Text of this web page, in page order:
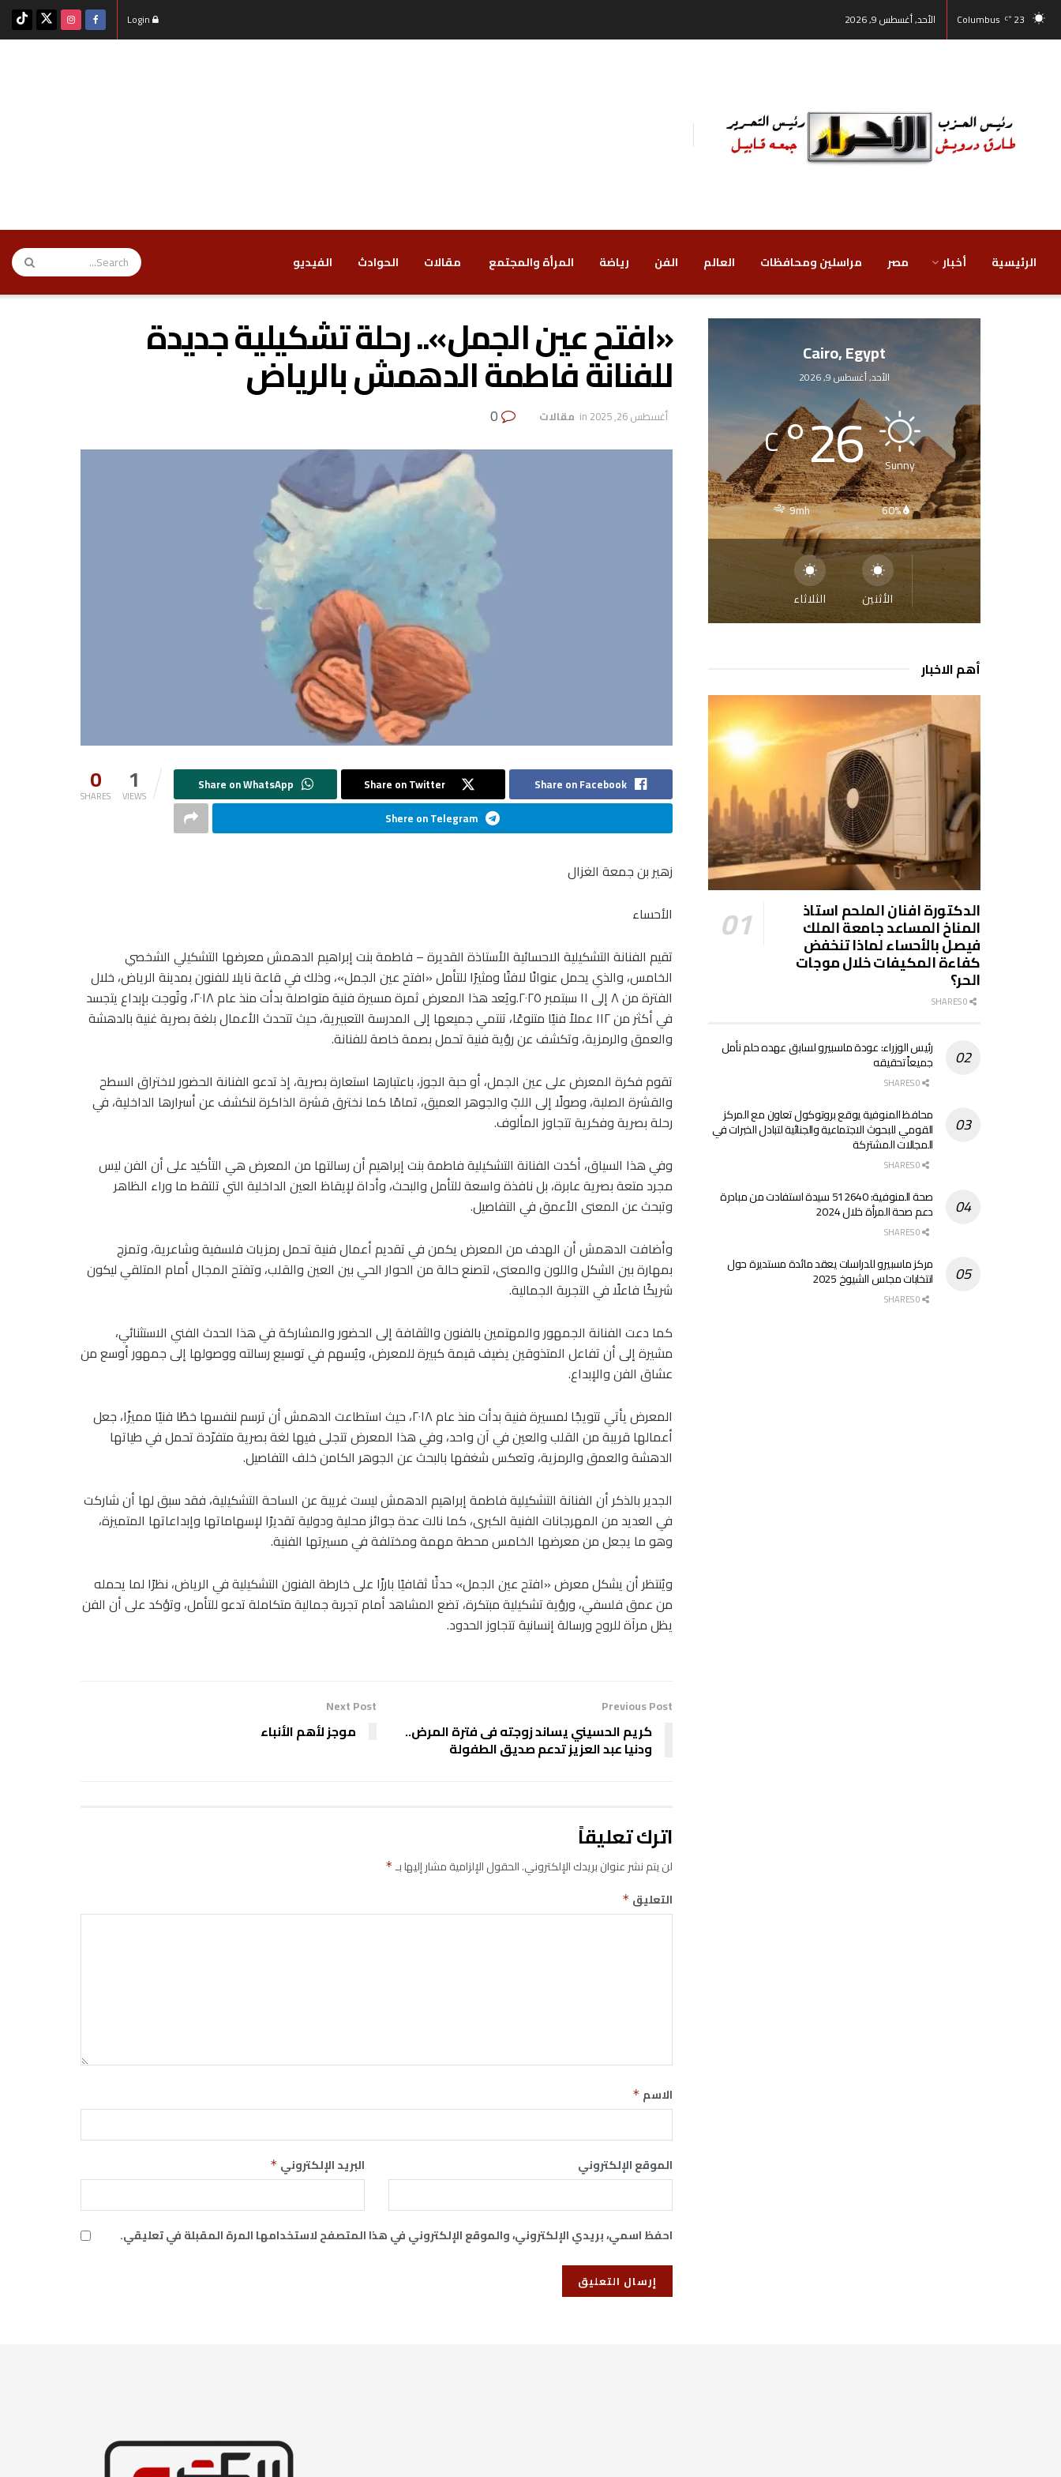
23
°C
Columbus الأحد, أغسطس 9, 2026
الرئيسية أخبار مصر ‏مراسلين ومحافظات ‏العالم الفن رياضة ‏المرأة والمجتمع ‏ مقالات ‏الحوادث ‏الفيديو
«افتح عين الجمل».. رحلة تشكيلية جديدة
للفنانة فاطمة الدهمش بالرياض
أغسطس 26, 2025 in ‏ مقالات
0
SHARES 1
VIEWS
Share on Facebook
Share on Twitter
Shere on Telegram
زهير بن جمعة الغزال
الأحساء
تقيم الفنانة التشكيلية الاحسائية الأستاذة القديرة – فاطمة بنت إبراهيم الدهمش معرضها التشكيلي الشخصي
الخامس، والذي يحمل عنوانًا لافتًا ومثيرًا للتأمل «افتح عين الجمل»، وذلك في قاعة نايلا للفنون بمدينة الرياض، خلال
الفترة من ٨ إلى ١١ سبتمبر ٢٠٢٥.ويُعد هذا المعرض ثمرة مسيرة فنية متواصلة بدأت منذ عام ٢٠١٨، وتُوجت بإبداع يتجسد
في أكثر من ١١٢ عملاً فنيًا متنوعًا، تنتمي جميعها إلى المدرسة التعبيرية، حيث تتحدث الأعمال بلغة بصرية غنية بالدهشة
والعمق والرمزية، وتكشف عن رؤية فنية تحمل بصمة خاصة للفنانة.
تقوم فكرة المعرض على عين الجمل، أو حبة الجوز، باعتبارها استعارة بصرية، إذ تدعو الفنانة الحضور لاختراق السطح
والقشرة الصلبة، وصولًا إلى اللبّ والجوهر العميق، تمامًا كما نخترق قشرة الذاكرة لنكشف عن أسرارها الداخلية، في
رحلة بصرية وفكرية تتجاوز المألوف.
وفي هذا السياق، أكدت الفنانة التشكيلية فاطمة بنت إبراهيم أن رسالتها من المعرض هي التأكيد على أن الفن ليس
مجرد متعة بصرية عابرة، بل نافذة واسعة للتأمل والبحث، وأداة لإيقاظ العين الداخلية التي تلتقط ما وراء الظاهر
وتبحث عن المعنى الأعمق في التفاصيل.
وأضافت الدهمش أن الهدف من المعرض يكمن في تقديم أعمال فنية تحمل رمزيات فلسفية وشاعرية، وتمزج
بمهارة بين الشكل واللون والمعنى، لتصنع حالة من الحوار الحي بين العين والقلب، وتفتح المجال أمام المتلقي ليكون
شريكًا فاعلًا في التجربة الجمالية.
كما دعت الفنانة الجمهور والمهتمين بالفنون والثقافة إلى الحضور والمشاركة في هذا الحدث الفني الاستثنائي،
مشيرة إلى أن تفاعل المتذوقين يضيف قيمة كبيرة للمعرض، ويُسهم في توسيع رسالته ووصولها إلى جمهور أوسع من
عشاق الفن والإبداع.
المعرض يأتي تتويجًا لمسيرة فنية بدأت منذ عام ٢٠١٨، حيث استطاعت الدهمش أن ترسم لنفسها خطًا فنيًا مميزًا، جعل
أعمالها قريبة من القلب والعين في آن واحد، وفي هذا المعرض تتجلى فيها لغة بصرية متفرّدة تحمل في طياتها
الدهشة والعمق والرمزية، وتعكس شغفها بالبحث عن الجوهر الكامن خلف التفاصيل.
الجدير بالذكر أن الفنانة التشكيلية فاطمة إبراهيم الدهمش ليست غريبة عن الساحة التشكيلية، فقد سبق لها أن شاركت
في العديد من المهرجانات الفنية الكبرى، كما نالت عدة جوائز محلية ودولية تقديرًا لإسهاماتها وإبداعاتها المتميزة،
وهو ما يجعل من معرضها الخامس محطة مهمة ومختلفة في مسيرتها الفنية.
ويُنتظر أن يشكل معرض «افتح عين الجمل» حدثًا ثقافيًا بارزًا على خارطة الفنون التشكيلية في الرياض، نظرًا لما يحمله
من عمق فلسفي، ورؤية تشكيلية مبتكرة، تضع المشاهد أمام تجربة جمالية متكاملة تدعو للتأمل، وتؤكد على أن الفن
يظل مرآة للروح ورسالة إنسانية تتجاوز الحدود.
Previous Post
كريم الحسيني يساند زوجته فى فترة المرض..
ودنيا عبد العزيز تدعم صديق الطفولة
Next Post
موجز لأهم الأنباء
اترك تعليقاً
لن يتم نشر عنوان بريدك الإلكتروني.الحقول الإلزامية مشار إليها بـ*
التعليق *
الاسم *
البريد الإلكتروني * الموقع الإلكتروني
احفظ اسمي، بريدي الإلكتروني، والموقع الإلكتروني في هذا المتصفح لاستخدامها المرة المقبلة في تعليقي.
Cairo, Egypt
الأحد, أغسطس 9, 2026
Sunny
26
°
C
60%
9mh
الأثنين الثلاثاء
أهم الاخبار
الدكتورة افنان الملحم استاذ
المناخ المساعد جامعة الملك
فيصل بالأحساء لماذا تنخفض
كفاءة المكيفات خلال موجات
الحر؟
رئيس الوزراء: عودة ماسبيرو لسابق عهده حلم نأمل
جميعاً تحقيقه
محافظ المنوفية يوقع بروتوكول تعاون مع المركز
القومي للبحوث الاجتماعية والجنائية لتبادل الخبرات في
المجالات المشتركة
صحة المنوفية: 512640 سيدة استفادت من مبادرة
دعم صحة المرأة خلال 2024
مركز ماسبيرو للدراسات يعقد مائدة مستديرة حول
انتخابات مجلس الشيوخ 2025